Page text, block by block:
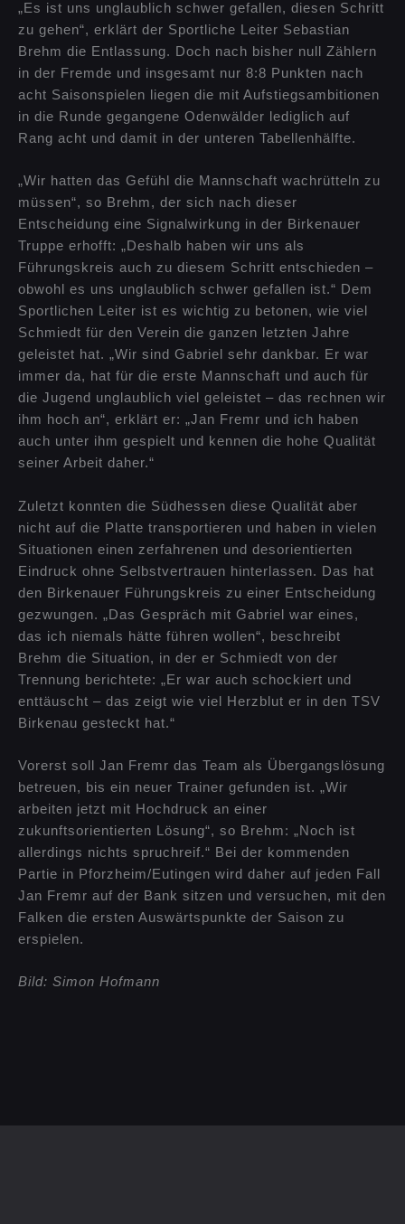
„Es ist uns unglaublich schwer gefallen, diesen Schritt
zu gehen“, erklärt der Sportliche Leiter Sebastian
Brehm die Entlassung. Doch nach bisher null Zählern
in der Fremde und insgesamt nur 8:8 Punkten nach
acht Saisonspielen liegen die mit Aufstiegsambitionen
in die Runde gegangene Odenwälder lediglich auf
Rang acht und damit in der unteren Tabellenhälfte.
„Wir hatten das Gefühl die Mannschaft wachrütteln zu
müssen“, so Brehm, der sich nach dieser
Entscheidung eine Signalwirkung in der Birkenauer
Truppe erhofft: „Deshalb haben wir uns als
Führungskreis auch zu diesem Schritt entschieden –
obwohl es uns unglaublich schwer gefallen ist.“ Dem
Sportlichen Leiter ist es wichtig zu betonen, wie viel
Schmiedt für den Verein die ganzen letzten Jahre
geleistet hat. „Wir sind Gabriel sehr dankbar. Er war
immer da, hat für die erste Mannschaft und auch für
die Jugend unglaublich viel geleistet – das rechnen wir
ihm hoch an“, erklärt er: „Jan Fremr und ich haben
auch unter ihm gespielt und kennen die hohe Qualität
seiner Arbeit daher.“
Zuletzt konnten die Südhessen diese Qualität aber
nicht auf die Platte transportieren und haben in vielen
Situationen einen zerfahrenen und desorientierten
Eindruck ohne Selbstvertrauen hinterlassen. Das hat
den Birkenauer Führungskreis zu einer Entscheidung
gezwungen. „Das Gespräch mit Gabriel war eines,
das ich niemals hätte führen wollen“, beschreibt
Brehm die Situation, in der er Schmiedt von der
Trennung berichtete: „Er war auch schockiert und
enttäuscht – das zeigt wie viel Herzblut er in den TSV
Birkenau gesteckt hat.“
Vorerst soll Jan Fremr das Team als Übergangslösung
betreuen, bis ein neuer Trainer gefunden ist. „Wir
arbeiten jetzt mit Hochdruck an einer
zukunftsorientierten Lösung“, so Brehm: „Noch ist
allerdings nichts spruchreif.“ Bei der kommenden
Partie in Pforzheim/Eutingen wird daher auf jeden Fall
Jan Fremr auf der Bank sitzen und versuchen, mit den
Falken die ersten Auswärtspunkte der Saison zu
erspielen.
Bild: Simon Hofmann